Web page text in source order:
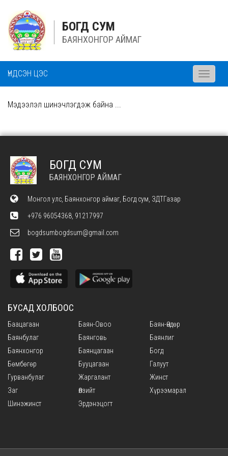
БОГД СУМ
БАЯНХОНГОР АЙМАГ
ҮНДСЭН ЦЭС
Toggle
Мэдээлэл шинэчлэгдэж байна ...
БОГД СУМ
БАЯНХОНГОР АЙМАГ
Монгол улс, Баянхонгор аймаг, Богд сум, ЗДТГазар
+976 96054368, 91217997
bogdsumbogdsum@gmail.com
БУСАД ХОЛБООС
Баацагаан Баян-Овоо
Баян-Өндөр
Баянбулаг
Баянговь
Баянлиг
Баянхонгор
Баянцагаан
Богд
Бөмбөгөр
Бууцагаан
Галуут
Гурванбулаг
Жаргалант
Жинст
Заг
Өлзийт
Хүрээмарал
Шинэжинст
Эрдэнэцогт